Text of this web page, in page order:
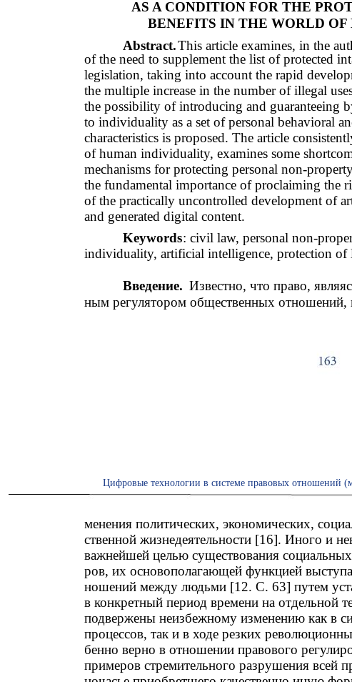
AS A CONDITION FOR THE
BENEFITS IN THE WORLD
Abstract.This article examines, in the
of the need to supplement the list of protected
legislation, taking into account the rapid
the multiple increase in the number of illegal
the possibility of introducing and guaranteeing
to individuality as a set of personal behavioral
characteristics is proposed. The article
of human individuality, examines some
mechanisms for protecting personal non-
the fundamental importance of proclaiming the
of the practically uncontrolled development of
and generated digital content.
Keywords: civil law, personal non-
individuality, artificial intelligence, protection of
Введение. Известно, что право,
ным регулятором общественных отношений,
Цифровые технологии в системе правовых отношений
менения политических, экономических,
ственной жизнедеятельности [16]. Иного и
важнейшей целью существования
ров, их основополагающей функцией
ношений между людьми [12. С. 63] путем
в конкретный период времени на отдельной
подвержены неизбежному изменению как в
процессов, так и в ходе резких
бенно верно в отношении правового
примеров стремительного разрушения всей